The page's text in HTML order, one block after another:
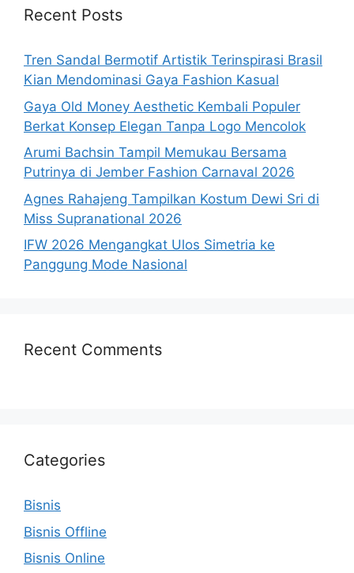
Recent Posts
Tren Sandal Bermotif Artistik Terinspirasi Brasil
Kian Mendominasi Gaya Fashion Kasual
Gaya Old Money Aesthetic Kembali Populer
Berkat Konsep Elegan Tanpa Logo Mencolok
Arumi Bachsin Tampil Memukau Bersama
Putrinya di Jember Fashion Carnaval 2026
Agnes Rahajeng Tampilkan Kostum Dewi Sri di
Miss Supranational 2026
IFW 2026 Mengangkat Ulos Simetria ke
Panggung Mode Nasional
Recent Comments
Categories
Bisnis
Bisnis Offline
Bisnis Online